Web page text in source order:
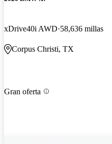
xDrive40i AWD 58,636 millas
Corpus Christi, TX
Gran oferta